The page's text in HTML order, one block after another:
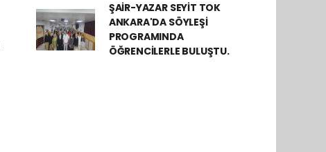
ŞAİR-YAZAR SEYİT TOK
ANKARA'DA SÖYLEŞİ
PROGRAMINDA
ÖĞRENCİLERLE BULUŞTU.